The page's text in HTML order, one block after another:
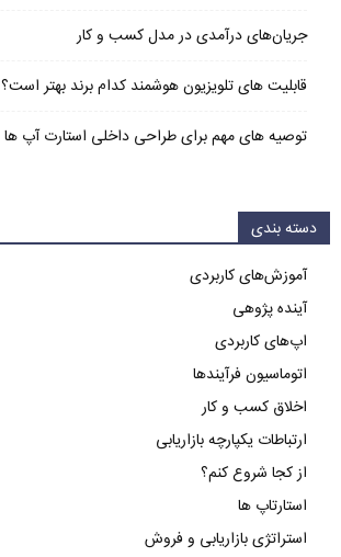
جریان‌های درآمدی در مدل کسب و کار
قابلیت های تلویزیون هوشمند کدام برند بهتر است؟
توصیه های مهم برای طراحی داخلی استارت آپ‌ ها
دسته بندی
آموزش‌های کاربردی
آینده پژوهی
اپ‌های کاربردی
اتوماسیون فرآیندها
اخلاق کسب و کار
ارتباطات یکپارچه بازاریابی
از کجا شروع کنم؟
استارتاپ ها
استراتژی بازاریابی و فروش